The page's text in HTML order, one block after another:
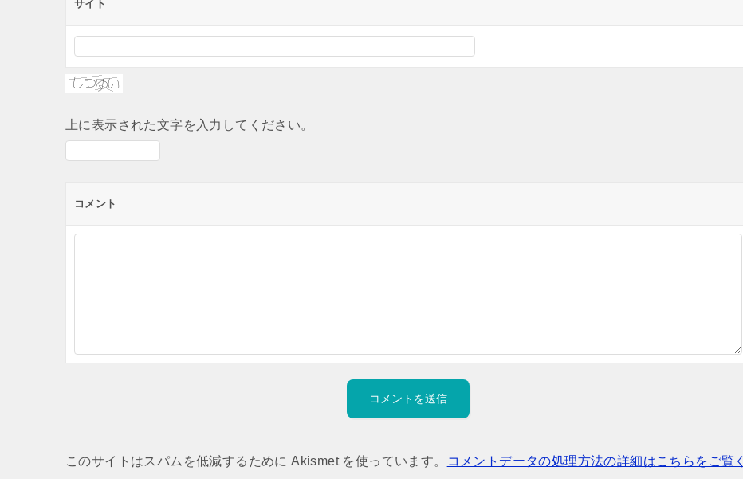
サイト
上に表示された文字を入力してください。
コメント
このサイトはスパムを低減するために Akismet を使っています。
コメントデータの処理方法の詳細はこちらをご覧く